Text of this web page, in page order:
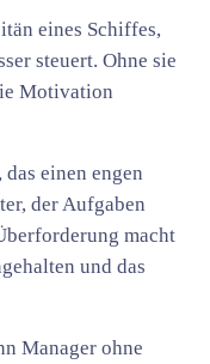
eines Schiffes,
steuert. Ohne sie
Motivation
einen engen
der Aufgaben
macht
und das
Manager ohne